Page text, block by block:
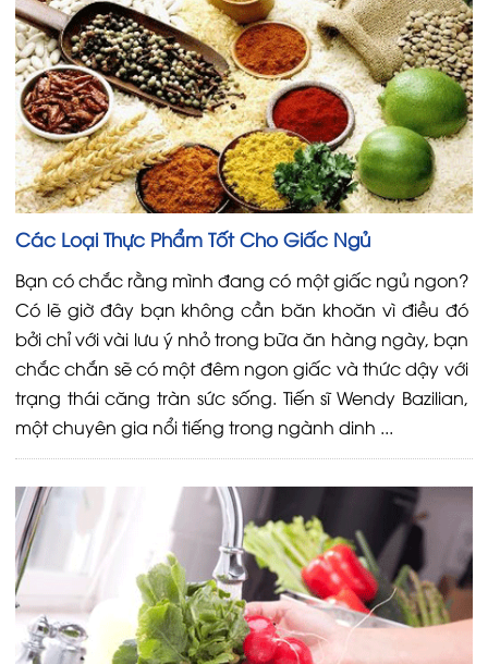
Các Loại Thực Phẩm Tốt Cho Giấc Ngủ
Bạn có chắc rằng mình đang có một giấc ngủ ngon?
Có lẽ giờ đây bạn không cần băn khoăn vì điều đó
bởi chỉ với vài lưu ý nhỏ trong bữa ăn hàng ngày, bạn
chắc chắn sẽ có một đêm ngon giấc và thức dậy với
trạng thái căng tràn sức sống. Tiến sĩ Wendy Bazilian,
một chuyên gia nổi tiếng trong ngành dinh ...